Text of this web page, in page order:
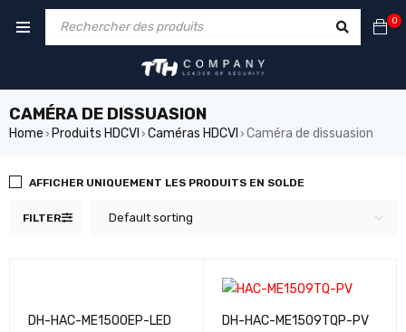
0
CAMÉRA DE DISSUASION
Home › Produits HDCVI › Caméras HDCVI › Caméra de dissuasion
FILTER Default sorting
AFFICHER UNIQUEMENT LES PRODUITS EN SOLDE
DH-HAC-ME1500EP-LED DH-HAC-ME1509TQP-PV